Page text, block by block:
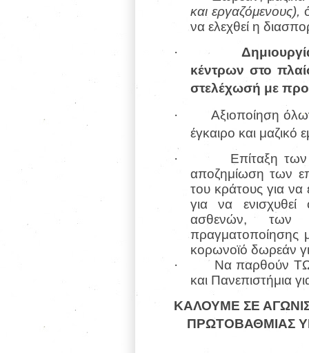
και εργαζόμενους),
να ελεχθεί η
·
κέντρων στο
στελέχωσή με
·
Αξιοποίηση
έγκαιρο και
·
Επίταξη
αποζημίωση των
του κράτους για να
για να
ασθενών, των
πραγματοποίησης
κορωνοϊό δωρεάν
·
Να παρθούν
και Πανεπιστήμια
ΚΑΛΟΥΜΕ ΣΕ
ΠΡΩΤΟΒΑΘΜΙΑΣ